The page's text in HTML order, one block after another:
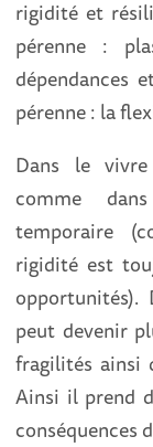
rigidité et
pérenne :
dépendances
pérenne : la
Dans le
comme
temporaire
rigidité est
opportunités).
peut devenir
fragilités ainsi
Ainsi il prend
conséquences